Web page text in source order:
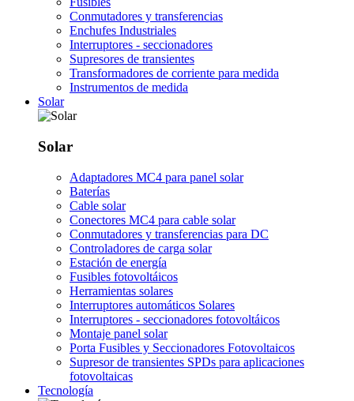
Conmutadores y transferencias
Enchufes Industriales
Interruptores - seccionadores
Supresores de transientes
Transformadores de corriente para medida
Instrumentos de medida
Solar
Solar
Adaptadores MC4 para panel solar
Baterías
Cable solar
Conectores MC4 para cable solar
Conmutadores y transferencias para DC
Controladores de carga solar
Estación de energía
Fusibles fotovoltáicos
Herramientas solares
Interruptores automáticos Solares
Interruptores - seccionadores fotovoltáicos
Montaje panel solar
Porta Fusibles y Seccionadores Fotovoltaicos
Supresor de transientes SPDs para aplicaciones
fotovoltaicas
Tecnología